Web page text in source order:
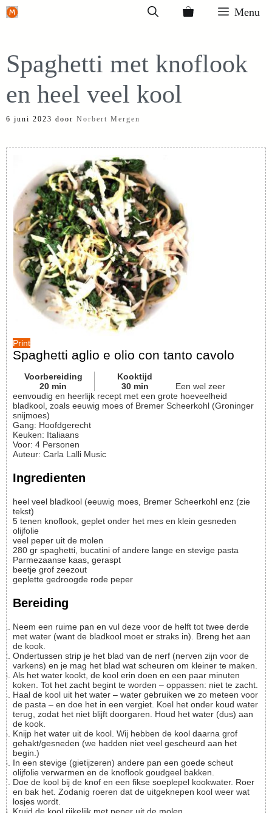
Ga
inhoud
Menu
Spaghetti met knoflook
en heel veel kool
6 juni 2023 door Norbert Mergen
Print
Spaghetti aglio e olio con tanto cavolo
Voorbereiding
20 min
Kooktijd
30 min
Een wel zeer
eenvoudig en heerlijk recept met een grote hoeveelheid
bladkool, zoals eeuwig moes of Bremer Scheerkohl (Groninger
snijmoes)
Gang: Hoofdgerecht
Keuken: Italiaans
Voor: 4 Personen
Auteur: Carla Lalli Music
Ingredienten
heel veel bladkool (eeuwig moes, Bremer Scheerkohl enz (zie
tekst)
5 tenen knoflook, geplet onder het mes en klein gesneden
olijfolie
veel peper uit de molen
280 gr spaghetti, bucatini of andere lange en stevige pasta
Parmezaanse kaas, geraspt
beetje grof zeezout
geplette gedroogde rode peper
Bereiding
Neem een ruime pan en vul deze voor de helft tot twee derde
met water (want de bladkool moet er straks in). Breng het aan
de kook.
Ondertussen strip je het blad van de nerf (nerven zijn voor de
varkens) en je mag het blad wat scheuren om kleiner te maken.
Als het water kookt, de kool erin doen en een paar minuten
koken. Tot het zacht begint te worden – oppassen: niet te zacht.
Haal de kool uit het water – water gebruiken we zo meteen voor
de pasta – en doe het in een vergiet. Koel het onder koud water
terug, zodat het niet blijft doorgaren. Houd het water (dus) aan
de kook.
Knijp het water uit de kool. Wij hebben de kool daarna grof
gehakt/gesneden (we hadden niet veel gescheurd aan het
begin.)
In een stevige (gietijzeren) andere pan een goede scheut
olijfolie verwarmen en de knoflook goudgeel bakken.
Doe de kool bij de knof en een fikse soeplepel kookwater. Roer
en bak het. Zodanig roeren dat de uitgeknepen kool weer wat
losjes wordt.